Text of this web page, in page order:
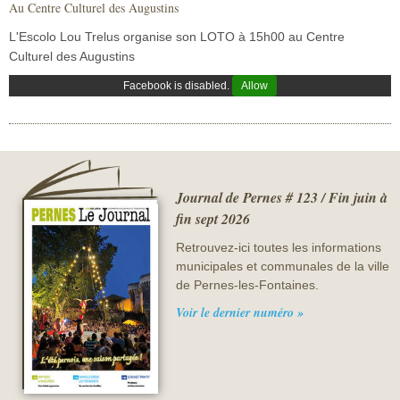
Sécurité civile
Sécurité publique
Au Centre Culturel des Augustins
L'Escolo Lou Trelus organise son LOTO à 15h00 au Centre
Culturel des Augustins
Facebook is disabled. Allow
Journal de Pernes # 123 / Fin juin à
fin sept 2026
Retrouvez-ici toutes les informations
municipales et communales de la ville
de Pernes-les-Fontaines.
Voir le dernier numéro »